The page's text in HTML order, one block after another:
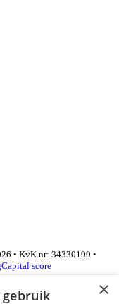
• KvK nr: 34330199 •
score
×